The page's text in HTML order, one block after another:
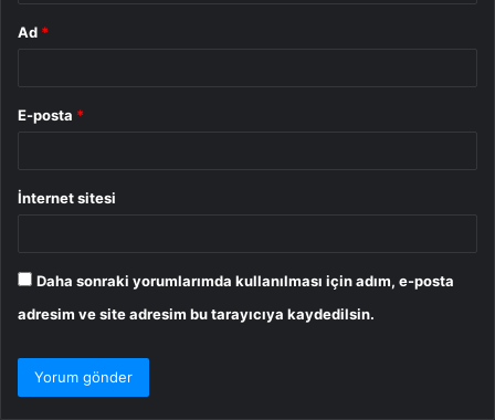
Ad *
E-posta *
İnternet sitesi
Daha sonraki yorumlarımda kullanılması için adım, e-posta
adresim ve site adresim bu tarayıcıya kaydedilsin.